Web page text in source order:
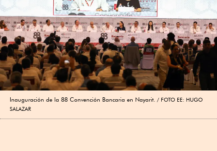
Inauguración de la 88 Convención Bancaria en Nayarit.
FOTO EE: HUGO
SALAZAR